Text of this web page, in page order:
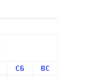
СБ
ВС